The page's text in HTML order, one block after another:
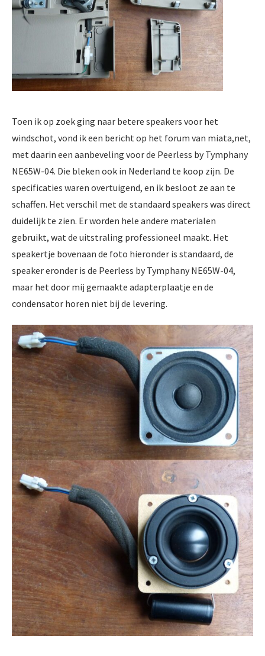
Toen ik op zoek ging naar betere speakers voor het
windschot, vond ik een bericht op het forum van miata,net,
met daarin een aanbeveling voor de Peerless by Tymphany
NE65W-04. Die bleken ook in Nederland te koop zijn. De
specificaties waren overtuigend, en ik besloot ze aan te
schaffen. Het verschil met de standaard speakers was direct
duidelijk te zien. Er worden hele andere materialen
gebruikt, wat de uitstraling professioneel maakt. Het
speakertje bovenaan de foto hieronder is standaard, de
speaker eronder is de Peerless by Tymphany NE65W-04,
maar het door mij gemaakte adapterplaatje en de
condensator horen niet bij de levering.